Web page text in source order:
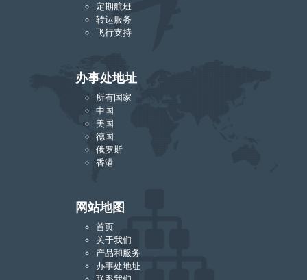
定期航班
转运服务
飞行支持
办事处地址
所有国家
中国
美国
德国
俄罗斯
香港
网站地图
首页
关于我们
产品和服务
办事处地址